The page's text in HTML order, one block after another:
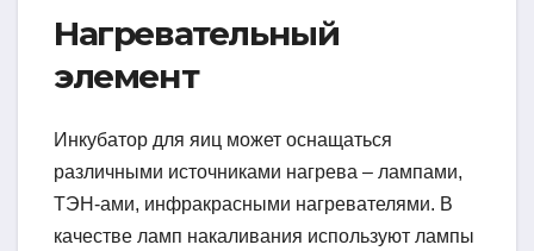
Нагревательный
элемент
Инкубатор для яиц может оснащаться
различными источниками нагрева – лампами,
ТЭН-ами, инфракрасными нагревателями. В
качестве ламп накаливания используют лампы